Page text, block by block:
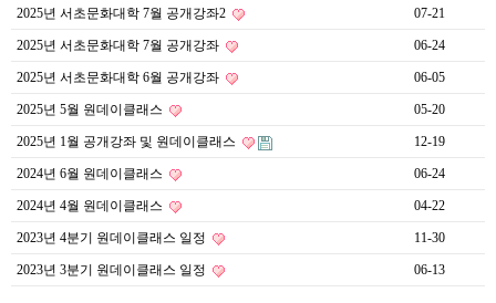
2025년 서초문화대학 7월 공개강좌2 07-21
2025년 서초문화대학 7월 공개강좌 06-24
2025년 서초문화대학 6월 공개강좌 06-05
2025년 5월 원데이클래스 05-20
2025년 1월 공개강좌 및 원데이클래스 12-19
2024년 6월 원데이클래스 06-24
2024년 4월 원데이클래스 04-22
2023년 4분기 원데이클래스 일정 11-30
2023년 3분기 원데이클래스 일정 06-13